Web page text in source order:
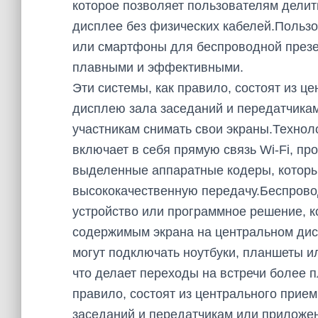
которое позволяет пользователям
дисплее без физических
или смартфоны для беспроводной
плавными и эффективными.
Эти системы, как правило, состоят из
дисплею зала заседаний и
участникам снимать свои
включает в себя прямую связь Wi-Fi,
выделенные аппаратные кодеры,
высококачественную
устройство или программное решение,
содержимым экрана на центральном
могут подключать ноутбуки, планшеты
что делает переходы на встречи
правило, состоят из центрального
заседаний и передатчикам или